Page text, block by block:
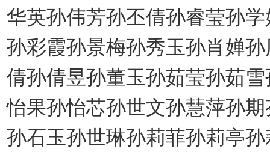
华英孙伟芳孙丕倩孙睿莹孙
孙彩霞孙景梅孙秀玉孙肖婵
倩孙倩昱孙董玉孙茹莹孙茹
怡果孙怡芯孙世文孙慧萍孙
孙石玉孙世琳孙莉菲孙莉亭